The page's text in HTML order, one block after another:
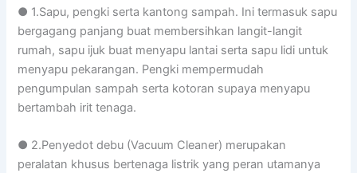
● 1.Sapu, pengki serta kantong sampah. Ini termasuk sapu
bergagang panjang buat membersihkan langit-langit
rumah, sapu ijuk buat menyapu lantai serta sapu lidi untuk
menyapu pekarangan. Pengki mempermudah
pengumpulan sampah serta kotoran supaya menyapu
bertambah irit tenaga.
● 2.Penyedot debu (Vacuum Cleaner) merupakan
peralatan khusus bertenaga listrik yang peran utamanya